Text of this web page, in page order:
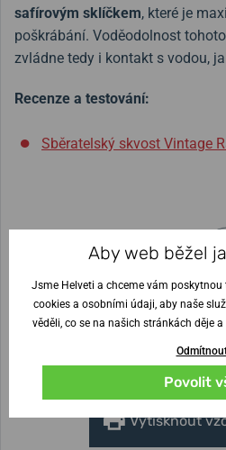
safírovým sklíčkem, které je
poškrábání. Voděodolnost
zvládne tedy i kontakt s vodou,
Recenze a testování:
Sběratelský skvost Vintage
Šířka řemínku
Výška pouzdra
10,3 mm
Nejste si jisti
Vytisknout
Aby web běžel
Jsme Helveti a chceme vám poskytnou
cookies a osobními údaji, aby naše
věděli, co se na našich stránkách děje
Povolit